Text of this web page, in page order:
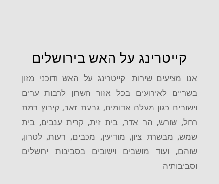
קייטרינג על האש בירושלים
אנו מציעים שירותי קייטרינג על האש ודוכני מזון
בשריים לאירועים בכל אזור השרון לרבות ערים
וישובים כגון מעלה אדומים, גבעת זאב, קיבוץ רמת
רחל, שורש, הר אדר, בית זית, קרית ענבים, בית
שמש, מבשרת ציון, מודיעין, מכבים, רעות, לטרון,
שוהם, ועוד מושבים וישובים בסביבות ירושלים
וסביבותיה